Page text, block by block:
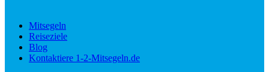
Mitsegeln
Reiseziele
Blog
Kontaktiere 1-2-Mitsegeln.de